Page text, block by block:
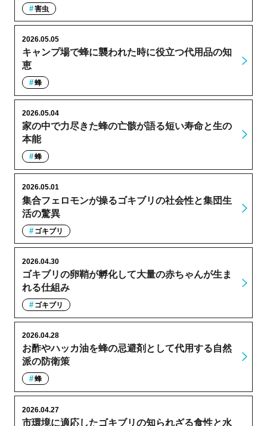
害虫
キャンプ場で蜂に襲われた時に役立つ代用品の知
恵
2026.05.05
蜂
家の中で力尽きた蜂の亡骸が語る短い寿命と生の
本能
2026.05.04
蜂
集合フェロモンが操るゴキブリの社会性と集団生
活の驚異
2026.05.01
ゴキブリ
ゴキブリの卵鞘が孵化して大量の赤ちゃんが生ま
れる仕組み
2026.04.30
ゴキブリ
お酢やハッカ油を蜂の忌避剤として代用する自然
派の防衛策
2026.04.28
蜂
市環境に適応したゴキブリの知られざる食性と水
2026.04.27